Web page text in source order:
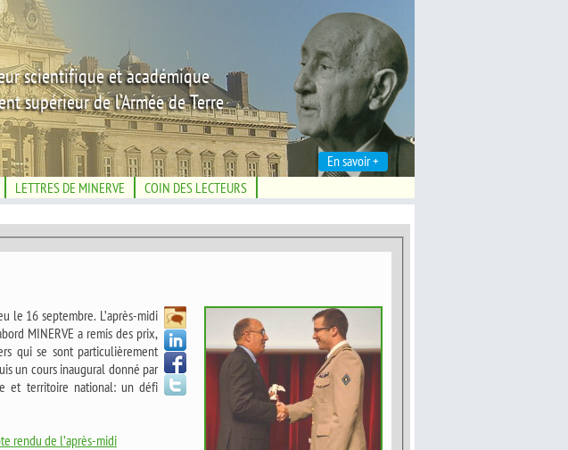
En savoir +
scientifique et académique
supérieur de l'Armée de Terre
LETTRES DE MINERVE COIN DES LECTEURS
le 16 septembre. L’après-midi
MINERVE a remis des prix,
qui se sont particulièrement
et territoire national: un défi
rendu de l’après-midi